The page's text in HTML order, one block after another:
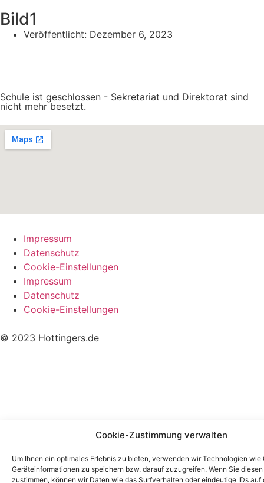
Cookie-Zustimmung verwalten
Um Ihnen ein optimales Erlebnis zu bieten, verwenden wir Technologien wie
Geräteinformationen zu speichern bzw. darauf zuzugreifen. Wenn Sie
zustimmen, können wir Daten wie das Surfverhalten oder eindeutige IDs auf
Bild1
Veröffentlicht: Dezember 6, 2023
Schule ist geschlossen - Sekretariat und Direktorat sind
nicht mehr besetzt.
Impressum
Datenschutz
Cookie-Einstellungen
Impressum
Datenschutz
Cookie-Einstellungen
© 2023 Hottingers.de